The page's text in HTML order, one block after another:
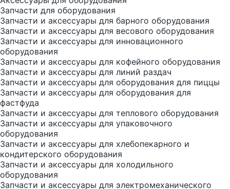
Запчасти для оборудования
Запчасти и аксессуары для барного оборудования
Запчасти и аксессуары для весового оборудования
Запчасти и аксессуары для инновационного
оборудования
Запчасти и аксессуары для кофейного оборудования
Запчасти и аксессуары для линий раздач
Запчасти и аксессуары для оборудования для пиццы
Запчасти и аксессуары для оборудования для
фастфуда
Запчасти и аксессуары для теплового оборудования
Запчасти и аксессуары для упаковочного
оборудования
Запчасти и аксессуары для хлебопекарного и
кондитерского оборудования
Запчасти и аксессуары для холодильного
оборудования
Запчасти и аксессуары для электромеханического